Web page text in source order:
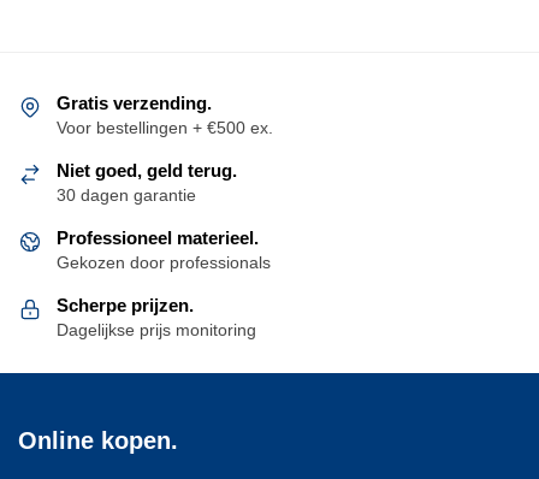
Gratis verzending.
Voor bestellingen + €500 ex.
Niet goed, geld terug.
30 dagen garantie
Professioneel materieel.
Gekozen door professionals
Scherpe prijzen.
Dagelijkse prijs monitoring
Online kopen.